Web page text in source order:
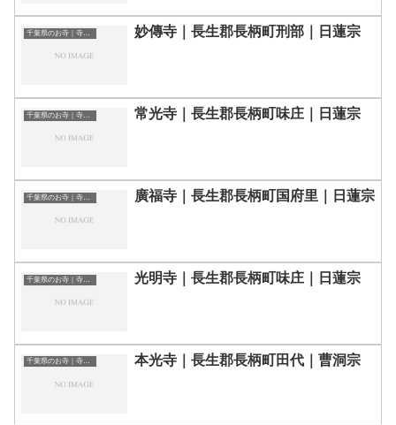
千葉県のお寺｜寺院一覧 妙傳寺｜長生郡長柄町刑部｜日蓮宗
千葉県のお寺｜寺院一覧 常光寺｜長生郡長柄町味庄｜日蓮宗
千葉県のお寺｜寺院一覧 廣福寺｜長生郡長柄町国府里｜日蓮宗
千葉県のお寺｜寺院一覧 光明寺｜長生郡長柄町味庄｜日蓮宗
千葉県のお寺｜寺院一覧 本光寺｜長生郡長柄町田代｜曹洞宗